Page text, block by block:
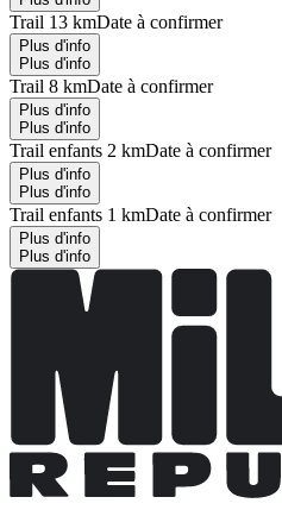
Trail 13 kmDate à confirmer
Plus d'info
Plus d'info
Trail 8 kmDate à confirmer
Plus d'info
Plus d'info
Trail enfants 2 kmDate à confirmer
Plus d'info
Plus d'info
Trail enfants 1 kmDate à confirmer
Plus d'info
Plus d'info